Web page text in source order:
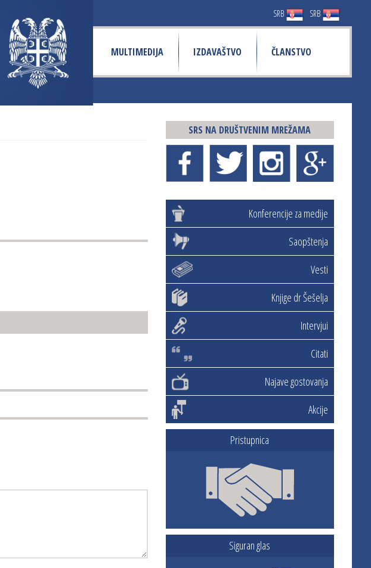
SRB SRB
MULTIMEDIJA IZDAVAŠTVO ČLANSTVO
SRS NA DRUŠTVENIM MREŽAMA
Konferencije za medije
Saopštenja
Vesti
Knjige dr Šešelja
Intervjui
Citati
Najave gostovanja
Akcije
Pristupnica
Siguran glas